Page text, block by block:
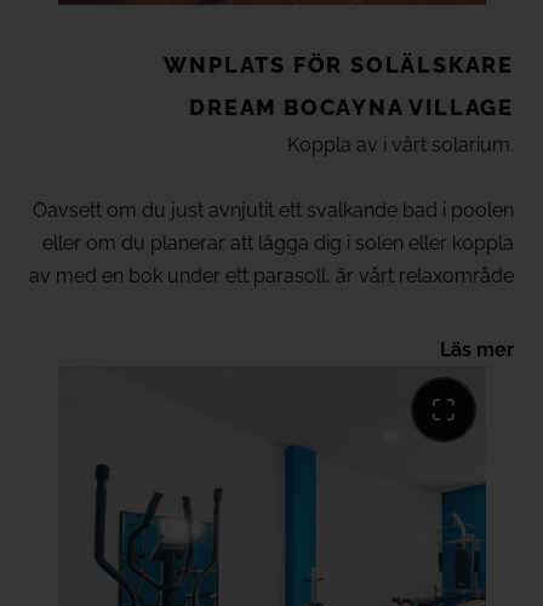
WNPLATS FÖR SOLÄLSKARE
DREAM BOCAYNA VILLAGE
Koppla av i vårt solarium.
Oavsett om du just avnjutit ett svalkande bad i poolen
eller om du planerar att lägga dig i solen eller koppla
av med en bok under ett parasoll, är vårt relaxområde
Läs mer